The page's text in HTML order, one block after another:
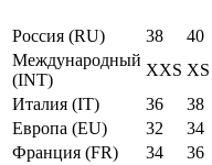
Россия (RU)
38 40
Международный
(INT)
XXS XS
Италия (IT)
36 38
Европа (EU)
32 34
Франция (FR)
34 36